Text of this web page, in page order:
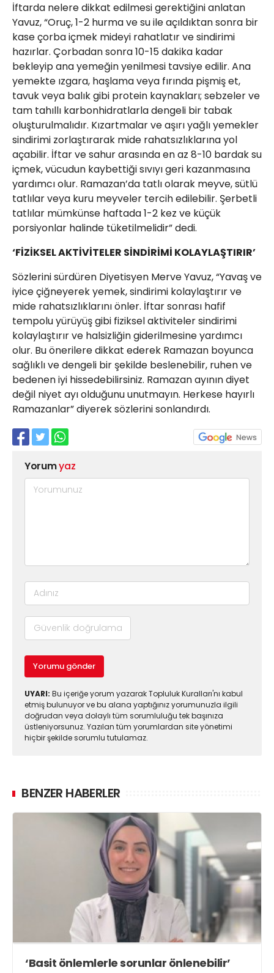
İftarda nelere dikkat edilmesi gerektiğini anlatan
Yavuz, “Oruç, 1-2 hurma ve su ile açıldıktan sonra bir
kase çorba içmek mideyi rahatlatır ve sindirimi
hazırlar. Çorbadan sonra 10-15 dakika kadar
bekleyip ana yemeğin yenilmesi tavsiye edilir. Ana
yemekte ızgara, haşlama veya fırında pişmiş et,
tavuk veya balık gibi protein kaynakları; sebzeler ve
tam tahıllı karbonhidratlarla dengeli bir tabak
oluşturulmalıdır. Kızartmalar ve aşırı yağlı yemekler
sindirimi zorlaştırarak mide rahatsızlıklarına yol
açabilir. İftar ve sahur arasında en az 8-10 bardak su
içmek, vücudun kaybettiği sıvıyı geri kazanmasına
yardımcı olur. Ramazan’da tatlı olarak meyve, sütlü
tatlılar veya kuru meyveler tercih edilebilir. Şerbetli
tatlılar mümkünse haftada 1-2 kez ve küçük
porsiyonlar halinde tüketilmelidir” dedi.
‘FİZİKSEL AKTİVİTELER SİNDİRİMİ KOLAYLAŞTIRIR’
Sözlerini sürdüren Diyetisyen Merve Yavuz, “Yavaş ve
iyice çiğneyerek yemek, sindirimi kolaylaştırır ve
mide rahatsızlıklarını önler. İftar sonrası hafif
tempolu yürüyüş gibi fiziksel aktiviteler sindirimi
kolaylaştırır ve halsizliğin giderilmesine yardımcı
olur. Bu önerilere dikkat ederek Ramazan boyunca
sağlıklı ve dengeli bir şekilde beslenebilir, ruhen ve
bedenen iyi hissedebilirsiniz. Ramazan ayının diyet
değil niyet ayı olduğunu unutmayın. Herkese hayırlı
Ramazanlar” diyerek sözlerini sonlandırdı.
Yorumyaz
Yorumu gönder
UYARI: Bu içeriğe yorum yazarak Topluluk Kuralları'nı kabul
etmiş bulunuyor ve bu alana yaptığınız yorumunuzla ilgili
doğrudan veya dolaylı tüm sorumluluğu tek başınıza
üstleniyorsunuz. Yazılan tüm yorumlardan site yönetimi
hiçbir şekilde sorumlu tutulamaz.
BENZER HABERLER
‘Basit önlemlerle sorunlar önlenebilir’